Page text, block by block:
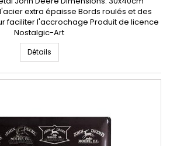
extra épaisse Bords roulés et des
faciliter l'accrochage Produit de licence
Nostalgic-Art
Détails